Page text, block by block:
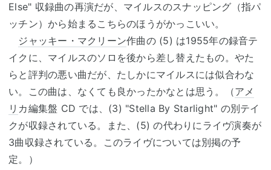
Else" 収録曲の再演だが、マイルスのスナッピング（指パ
ッチン）から始まるこちらのほうがかっこいい。
ジャッキー・マクリーン作曲の (5) は1955年の録音テ
イクに、マイルスのソロを後から差し替えたもの。やた
らと評判の悪い曲だが、たしかにマイルスには似合わな
い。この曲は、なくても良かったかなとは思う。（アメ
リ カ編集盤 CD では、(3) "Stella By Starlight" の別テイ
クが収録されている。また、(5) の代わりにライヴ演奏が
3曲収録されている。このライヴについては別掲の予
定。）